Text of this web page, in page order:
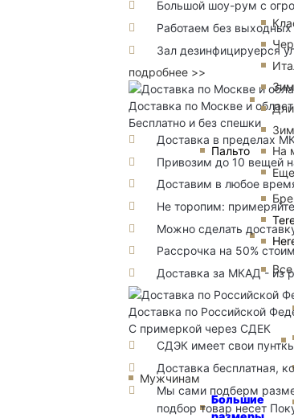
Мужчинам
Пальто
На
Большие
Большой шоу-рум с
Работаем без
Зал дезинфицируерся
подробнее >>
Доставка по Москве и
Бесплатно и без спешки
Доставка в пределах
Привозим до 10 вещей
Доставим в любое
Не торопим:
Можно сделать
Рассрочка на 50%
Доставка за МКАД - из
Доставка по Российской
С примеркой через СДЕК
СДЭК имеет свои
Доставка бесплатная,
Мы сами подберм
подбор товар несет